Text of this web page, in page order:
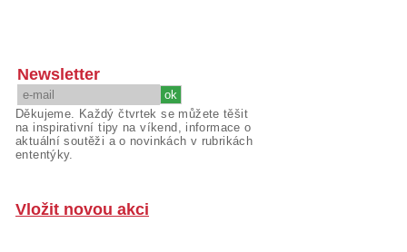
Newsletter
Děkujeme. Každý čtvrtek se můžete těšit
na inspirativní tipy na víkend, informace o
aktuální soutěži a o novinkách v rubrikách
ententýky.
Vložit novou akci